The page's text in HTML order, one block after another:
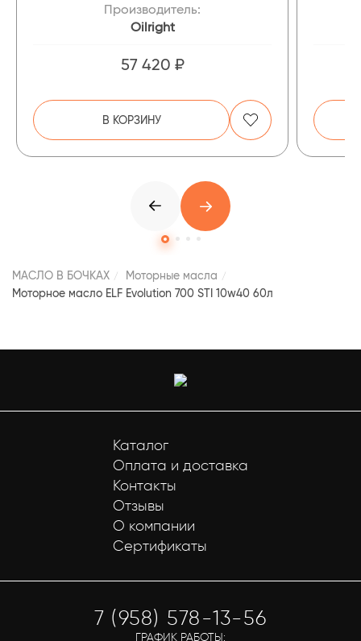
Производитель:
Oilright
57 420 ₽
В КОРЗИНУ
МАСЛО В БОЧКАХ
Моторные масла
Моторное масло ELF Evolution 700 STI 10w40 60л
Каталог
Оплата и доставка
Контакты
Отзывы
О компании
Сертификаты
7 (958) 578-13-56
ГРАФИК РАБОТЫ: